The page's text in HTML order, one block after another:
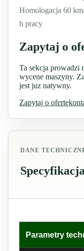
Homologacja 60
h pracy
Zapytaj o
Ta sekcja prowadzi
wycene maszyny.
jest juz natywny.
Zapytaj o ofertę
DANE
Parametry